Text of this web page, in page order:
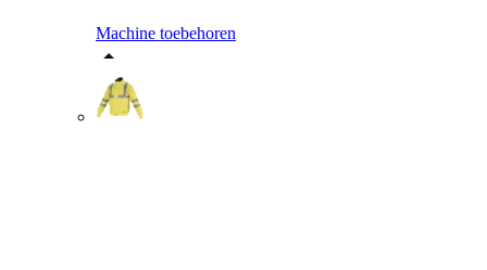
Machine toebehoren